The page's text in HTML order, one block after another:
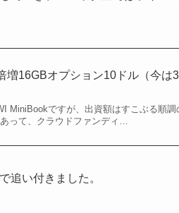
16GBオプション10ドル（今は
MiniBookですが、出資額はすこぶる順調
って、クラウドファンディ…
追い付きました。